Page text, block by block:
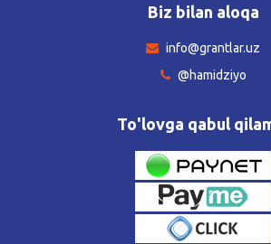
Biz bilan aloqa
info@grantlar.uz
@hamidziyo
To'lovga qabul